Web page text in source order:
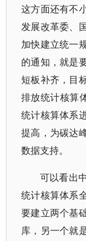
这方面还有不
发展改革委、
加快建立统一
的通知，就是
短板补齐，目
排放统计核算
统计核算体系
提高，为碳达
数据支持。
可以看出
统计核算体系
要建立两个基
库，另一个就